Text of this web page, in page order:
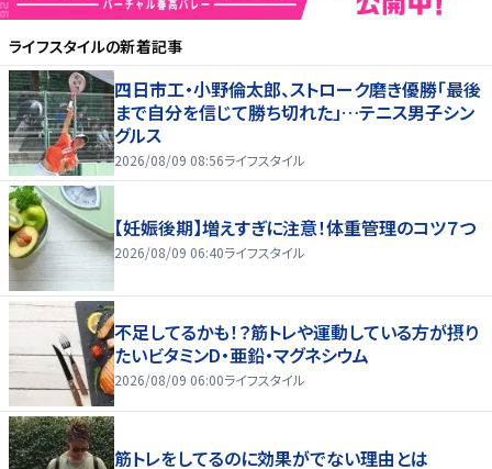
ライフスタイルの新着記事
四日市工・小野倫太郎、ストローク磨き優勝「最後
まで自分を信じて勝ち切れた」…テニス男子シン
グルス
2026/08/09 08:56ライフスタイル
【妊娠後期】増えすぎに注意！体重管理のコツ７つ
2026/08/09 06:40ライフスタイル
不足してるかも！？筋トレや運動している方が摂り
たいビタミンD・亜鉛・マグネシウム
2026/08/09 06:00ライフスタイル
筋トレをしてるのに効果がでない理由とは